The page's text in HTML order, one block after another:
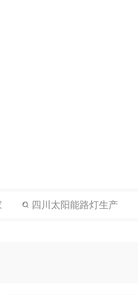
四川太阳能路灯生产